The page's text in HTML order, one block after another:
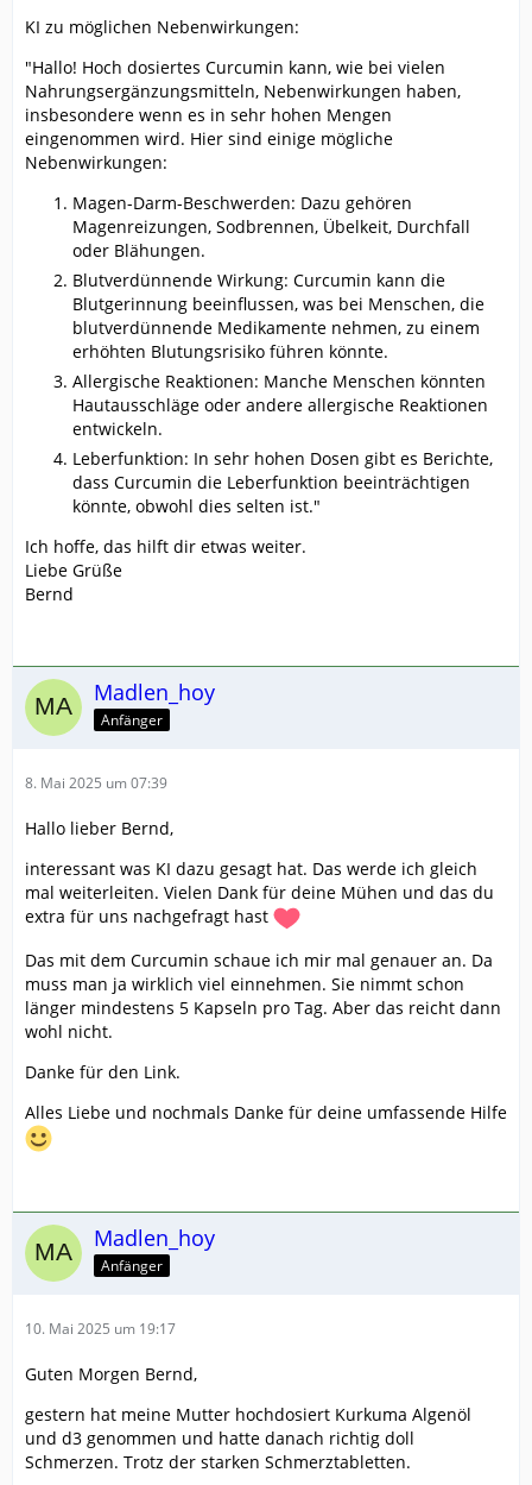
KI zu möglichen Nebenwirkungen:
"Hallo! Hoch dosiertes Curcumin kann, wie bei vielen
Nahrungsergänzungsmitteln, Nebenwirkungen haben,
insbesondere wenn es in sehr hohen Mengen
eingenommen wird. Hier sind einige mögliche
Nebenwirkungen:
Magen-Darm-Beschwerden: Dazu gehören
Magenreizungen, Sodbrennen, Übelkeit, Durchfall
oder Blähungen.
Blutverdünnende Wirkung: Curcumin kann die
Blutgerinnung beeinflussen, was bei Menschen, die
blutverdünnende Medikamente nehmen, zu einem
erhöhten Blutungsrisiko führen könnte.
Allergische Reaktionen: Manche Menschen könnten
Hautausschläge oder andere allergische Reaktionen
entwickeln.
Leberfunktion: In sehr hohen Dosen gibt es Berichte,
dass Curcumin die Leberfunktion beeinträchtigen
könnte, obwohl dies selten ist."
Ich hoffe, das hilft dir etwas weiter.
Liebe Grüße
Bernd
Madlen_hoy
Anfänger
8. Mai 2025 um 07:39
Hallo lieber Bernd,
interessant was KI dazu gesagt hat. Das werde ich gleich
mal weiterleiten. Vielen Dank für deine Mühen und das du
extra für uns nachgefragt hast
Das mit dem Curcumin schaue ich mir mal genauer an. Da
muss man ja wirklich viel einnehmen. Sie nimmt schon
länger mindestens 5 Kapseln pro Tag. Aber das reicht dann
wohl nicht.
Danke für den Link.
Alles Liebe und nochmals Danke für deine umfassende Hilfe
Madlen_hoy
Anfänger
10. Mai 2025 um 19:17
Guten Morgen Bernd,
gestern hat meine Mutter hochdosiert Kurkuma Algenöl
und d3 genommen und hatte danach richtig doll
Schmerzen. Trotz der starken Schmerztabletten.